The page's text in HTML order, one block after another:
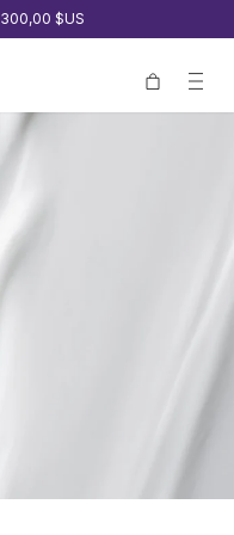
300,00 $US